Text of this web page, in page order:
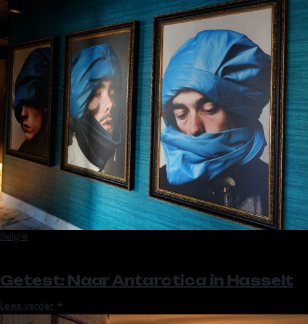
België
Getest: Naar Antarctica in Hasselt
Lees verder